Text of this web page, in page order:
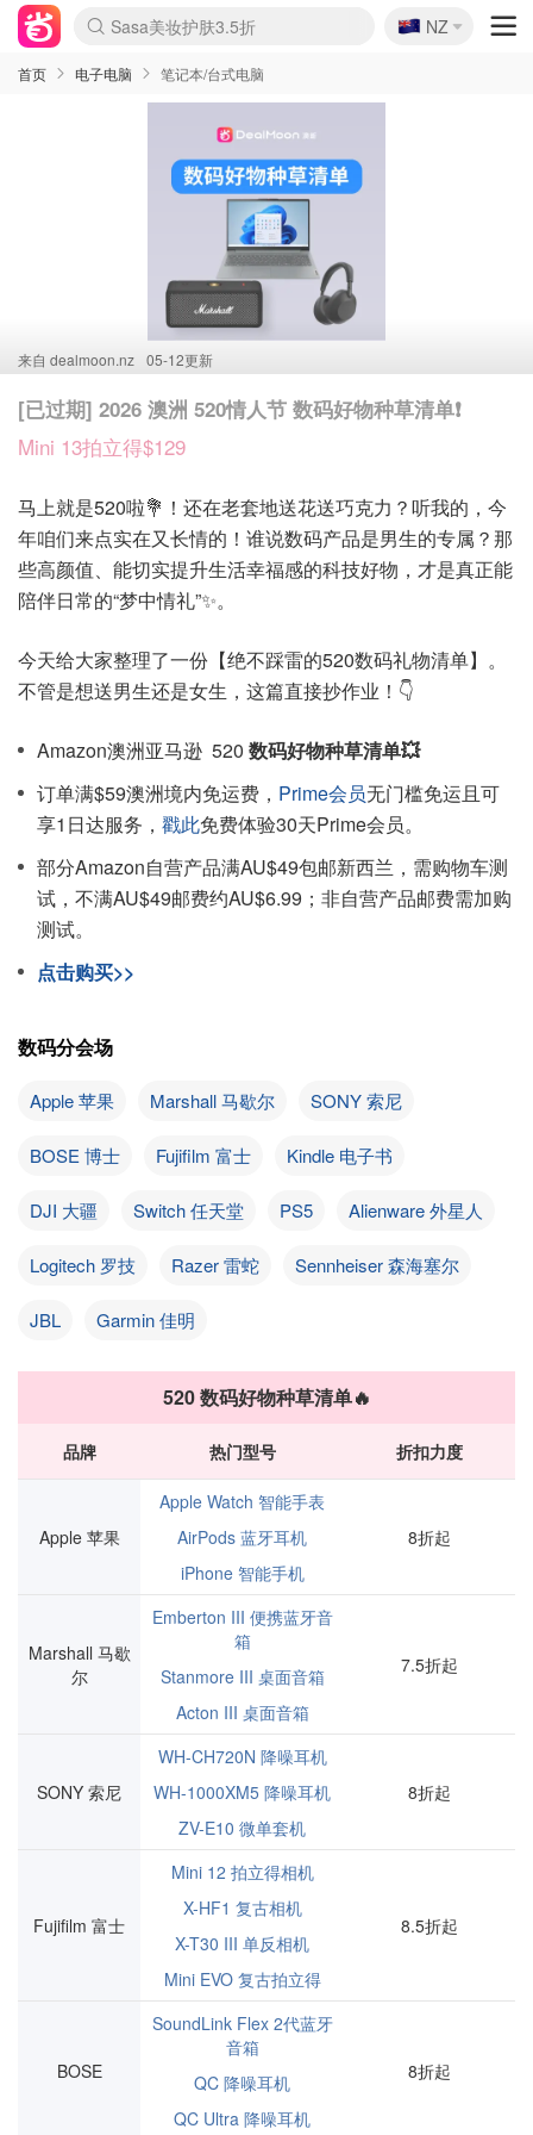
lululemon折扣上新
Sasa美妆护肤3.5折
SSENSE年中2.5折
FreshBeauty好价汇总
Cettire降价+叠9折
WWS Coles超市实拍
viagogo二手票捡漏
Myer超级周末
The Outnet奢牌1折起
David Jones 3折起
Flannels大牌1折
Perfumes Club护肤1折
AMIRO面罩$251
Amazon折扣汇总
eToro入金$200送$50
Amazon数码好物
ICONIC本周7.5折
ThedoubleF高奢地板价
Moose Knuckles 6折
丝芙兰5折起
EUFY摄像头$98
Selenichast首饰2折
Trip机票酒店促销
YSL送5件彩妆礼
Amazon家居好物
Amazon美妆护肤
雅漾大喷$8
过敏原检测盒$33
伊索独家赠50ml沐浴露
科颜氏高保湿面霜$29
SEALIFE海洋馆门票6折
丝塔芙大白罐$16
订阅Newsletter送香薰
Cult Beauty 6.8折
Harrods圣诞日历$525
LN-CC奢牌私促3折
d'Alba空姐喷雾$16
EVE LOM套装£56
Bernardelli独家4折
Adore Beauty 6折起
CT圣诞日历
Mytheresa奢品2.7折
Luxury Escapes 9折
Currentbody美容仪$881
MOON Garden Live
Roborock扫地机$649
Tingo Life水杯$24
Valentino官网5折
CR洗护套装$23
修丽可4件套$159
Myer彩妆2件7折
GANNI官网4.5折
Stylevana韩妆4折
Tessabit高奢8.5折
OGX洗发水$11
Amazon阿德莱德次日达
卡诗8.5折+赠礼
Philips Hue灯具8折
🇳🇿
NZ
首页 电子电脑 笔记本/台式电脑
来自 dealmoon.nz 05-12更新
[已过期] 2026 澳洲 520情人节 数码好物种草清单❗
Mini 13拍立得$129
马上就是520啦💐！还在老套地送花送巧克力？听我的，今
年咱们来点实在又长情的！谁说数码产品是男生的专属？那
些高颜值、能切实提升生活幸福感的科技好物，才是真正能
陪伴日常的“梦中情礼”✨。
今天给大家整理了一份【绝不踩雷的520数码礼物清单】。
不管是想送男生还是女生，这篇直接抄作业！👇
Amazon澳洲亚马逊 520 数码好物种草清单💥
订单满$59澳洲境内免运费， Prime会员无门槛免运且可
享1日达服务， 戳此免费体验30天Prime会员。
部分Amazon自营产品满AU$49包邮新西兰，需购物车测
试，不满AU$49邮费约AU$6.99；非自营产品邮费需加购
测试。
点击购买>>
数码分会场
Apple 苹果 Marshall 马歇尔 SONY 索尼
BOSE 博士 Fujifilm 富士 Kindle 电子书
DJI 大疆 Switch 任天堂 PS5 Alienware 外星人
Logitech 罗技 Razer 雷蛇 Sennheiser 森海塞尔
JBL Garmin 佳明
520 数码好物种草清单🔥
品牌 热门型号 折扣力度
Apple 苹果
Apple Watch 智能手表
AirPods 蓝牙耳机
iPhone 智能手机
8折起
Marshall 马歇
尔
Emberton III 便携蓝牙音
箱
Stanmore III 桌面音箱
Acton III 桌面音箱
7.5折起
SONY 索尼
WH-CH720N 降噪耳机
WH-1000XM5 降噪耳机
ZV-E10 微单套机
8折起
Fujifilm 富士
Mini 12 拍立得相机
X-HF1 复古相机
X-T30 III 单反相机
Mini EVO 复古拍立得
8.5折起
BOSE
SoundLink Flex 2代蓝牙
音箱
QC 降噪耳机
QC Ultra 降噪耳机
8折起